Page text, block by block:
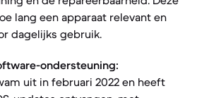
lang een apparaat relevant en
dagelijks gebruik.
ondersteuning:
uit in februari 2022 en heeft